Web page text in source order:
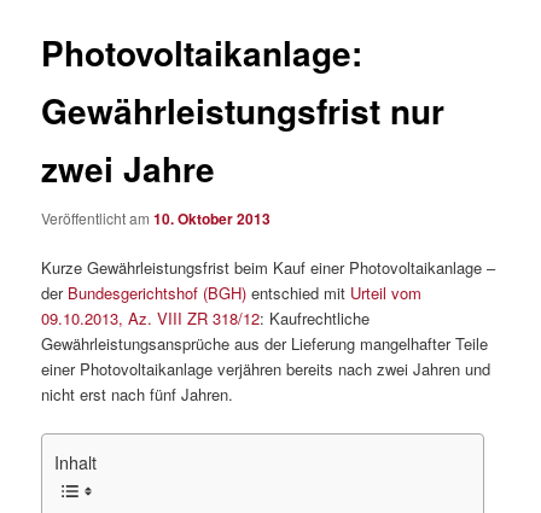
Photovoltaikanlage:
Gewährleistungsfrist nur
zwei Jahre
Veröffentlicht am10. Oktober 2013
Kurze Gewährleistungsfrist beim Kauf einer Photovoltaikanlage –
der Bundesgerichtshof (BGH) entschied mit Urteil vom
09.10.2013, Az. VIII ZR 318/12: Kaufrechtliche
Gewährleistungsansprüche aus der Lieferung mangelhafter Teile
einer Photovoltaikanlage verjähren bereits nach zwei Jahren und
nicht erst nach fünf Jahren.
Inhalt